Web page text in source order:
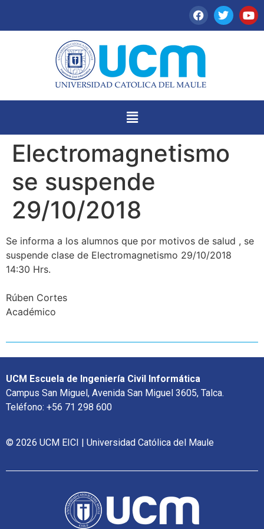
Electromagnetismo
se suspende
29/10/2018
Se informa a los alumnos que por motivos de salud , se
suspende clase de Electromagnetismo 29/10/2018
14:30 Hrs.
Rúben Cortes
Académico
UCM Escuela de Ingeniería Civil Informática
Campus San Miguel, Avenida San Miguel 3605, Talca.
Teléfono: +56 71 298 600
© 2026 UCM EICI | Universidad Católica del Maule